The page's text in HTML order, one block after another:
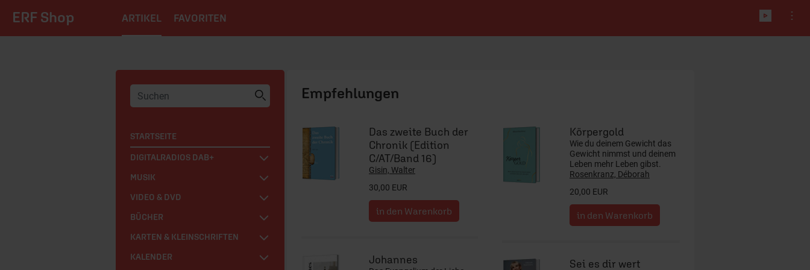
ERF Shop ARTIKEL FAVORITEN
STARTSEITE
DIGITALRADIOS DAB+
MUSIK
VIDEO & DVD
BÜCHER
KARTEN & KLEINSCHRIFTEN
KALENDER
Das zweite Buch der
Chronik (Edition
C/AT/Band 16)
Gisin, Walter
30,00 EUR
Johannes
Körpergold
Wie du deinem Gewicht das
Gewicht nimmst und deinem
Leben mehr Leben gibst.
Rosenkranz, Déborah
20,00 EUR
Sei es dir wert